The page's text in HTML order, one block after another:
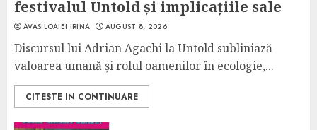
festivalul Untold și implicațiile sale
AVASILOAIEI IRINA AUGUST 8, 2026
Discursul lui Adrian Agachi la Untold subliniază
valoarea umană și rolul oamenilor în ecologie,...
CITESTE IN CONTINUARE